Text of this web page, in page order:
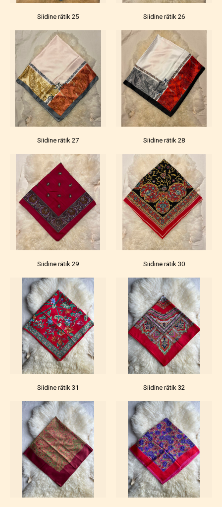
Siidine rätik 25 Siidine rätik 26
Siidine rätik 27 Siidine rätik 28
Siidine rätik 29 Siidine rätik 30
Siidine rätik 31 Siidine rätik 32